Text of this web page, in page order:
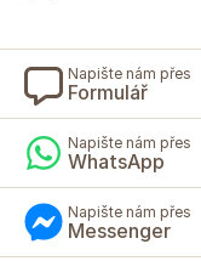
Napište nám přes
Formulář
Napište nám přes
WhatsApp
Napište nám přes
Messenger